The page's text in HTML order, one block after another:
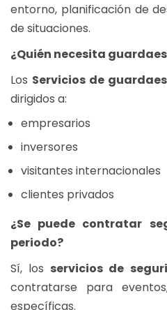
entorno, planificación de
de situaciones.
¿Quién necesita
Los Servicios de
dirigidos a:
empresarios
inversores
visitantes internacionales
clientes privados
¿Se puede contratar
periodo?
Sí, los servicios de
contratarse para
específicas.